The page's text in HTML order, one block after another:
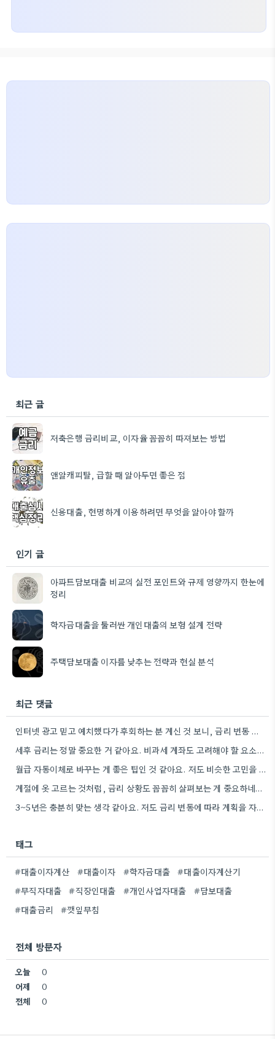
최근 글
저축은행 금리비교, 이자율 꼼꼼히 따져보는 방법
앤알캐피탈, 급할 때 알아두면 좋은 점
신용대출, 현명하게 이용하려면 무엇을 알아야 할까
인기 글
아파트담보대출 비교의 실전 포인트와 규제 영향까지 한눈에
정리
학자금대출을 둘러싼 개인대출의 보험 설계 전략
주택담보대출 이자를 낮추는 전략과 현실 분석
최근 댓글
인터넷 광고 믿고 예치했다가 후회하는 분 계신 것 보니, 금리 변동 진짜 빠르게 돌아간다는 걸…
세후 금리는 정말 중요한 거 같아요. 비과세 계좌도 고려해야 할 요소인데, 실제 수령액 계산을 해보니…
월급 자동이체로 바꾸는 게 좋은 팁인 것 같아요. 저도 비슷한 고민을 하고 있는데, 실제로 금리…
계절에 옷 고르는 것처럼, 금리 상황도 꼼꼼히 살펴보는 게 중요하네요. 특히 장기적으로 대출을 할 때는…
3~5년은 충분히 맞는 생각 같아요. 저도 금리 변동에 따라 계획을 자주 수정하다 보니, 장기적인 관점에서…
태그
#대출이자계산 #대출이자 #학자금대출
#대출이자계산기
#무직자대출
#직장인대출 #개인사업자대출
#담보대출
#대출금리
#깻잎무침
전체 방문자
오늘
0
어제
0
전체
0